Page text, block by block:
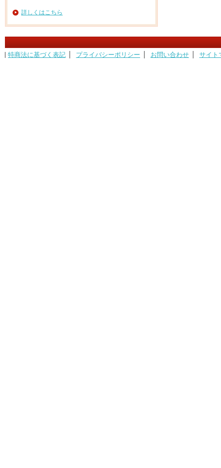
詳しくはこちら
特商法に基づく表記 プライバシーポリシー お問い合わせ サイト